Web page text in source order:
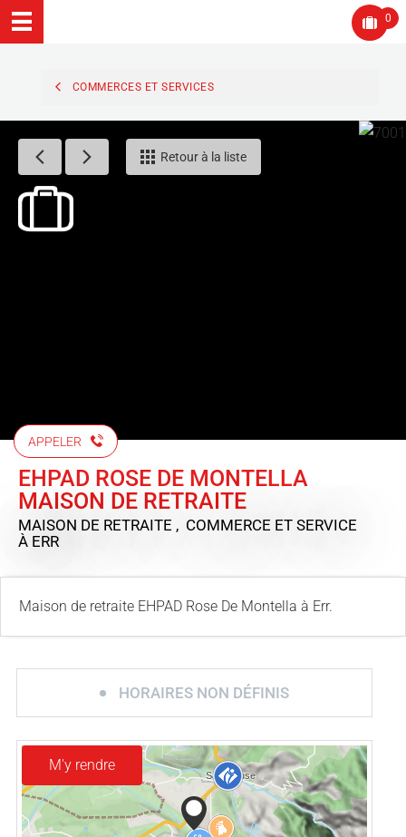
0
COMMERCES ET SERVICES
Retour à la liste
APPELER
EHPAD ROSE DE MONTELLA
MAISON DE RETRAITE
MAISON DE RETRAITE , COMMERCE ET SERVICE
À ERR
Maison de retraite EHPAD Rose De Montella à Err.
HORAIRES NON DÉFINIS
M'y rendre